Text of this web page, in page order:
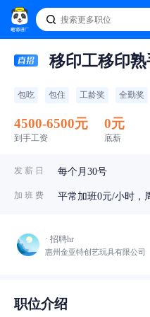
移印工移印熟
包吃 包住 工龄奖 全勤奖
4500-6500元
到手工资
0元
底薪
发 薪 日 每个月30号
加 班 费 平常加班0元/小时，
· 招聘hr
惠州金亚特创艺玩具有限公司
职位介绍